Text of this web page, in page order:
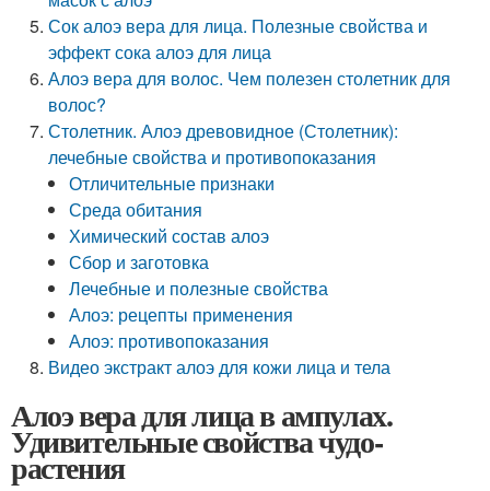
Сок алоэ вера для лица. Полезные свойства и
эффект сока алоэ для лица
Алоэ вера для волос. Чем полезен столетник для
волос?
Столетник. Алоэ древовидное (Столетник):
лечебные свойства и противопоказания
Отличительные признаки
Среда обитания
Химический состав алоэ
Сбор и заготовка
Лечебные и полезные свойства
Алоэ: рецепты применения
Алоэ: противопоказания
Видео экстракт алоэ для кожи лица и тела
Алоэ вера для лица в ампулах.
Удивительные свойства чудо-
растения